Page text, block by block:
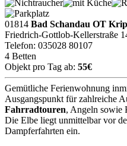
01814 Bad Schandau OT
Friedrich-Gottlob-Kellerstraße
Telefon: 035028 80107
4 Betten
Objekt pro Tag ab: 55€
Gemütliche Ferienwohnung
Ausgangspunkt für zahlreiche
Fahrradtouren, Angeln sowie
Die Elbe liegt unmittelbar vor
Dampferfahrten ein.